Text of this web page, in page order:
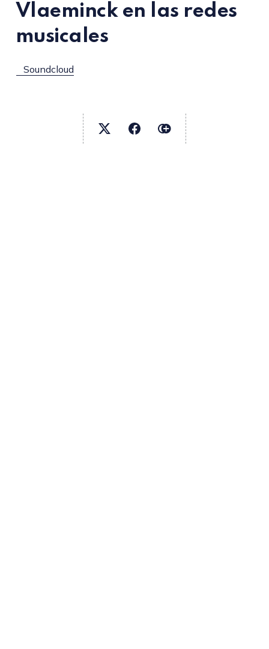
Vlaeminck en las redes
musicales
Soundcloud